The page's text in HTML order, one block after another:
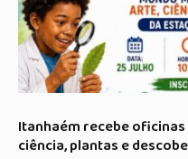
Itanhaém recebe
ciência, plantas e